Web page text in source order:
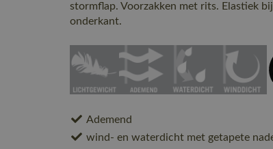
stormflap. Voorzakken met rits. Elastiek
onderkant.
Ademend
wind- en waterdicht met getapete